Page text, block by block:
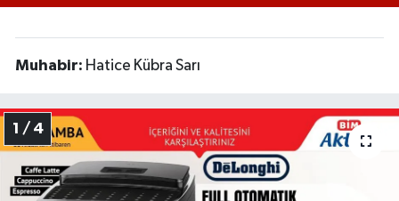
Muhabir: Hatice Kübra Sarı
1 / 4